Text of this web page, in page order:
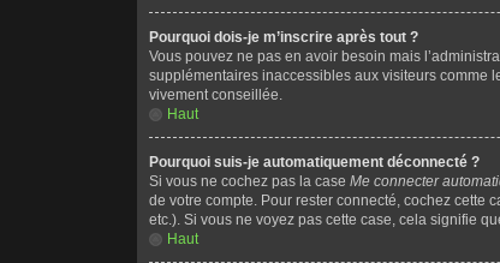
Pourquoi dois-je m’inscrire après tout ?
Vous pouvez ne pas en avoir besoin mais
supplémentaires inaccessibles aux visiteurs comme
vivement conseillée.
Haut
Pourquoi suis-je automatiquement déconnecté ?
Si vous ne cochez pas la caseMe connecter
de votre compte. Pour rester connecté, cochez cette
etc.). Si vous ne voyez pas cette case, cela signifie
Haut